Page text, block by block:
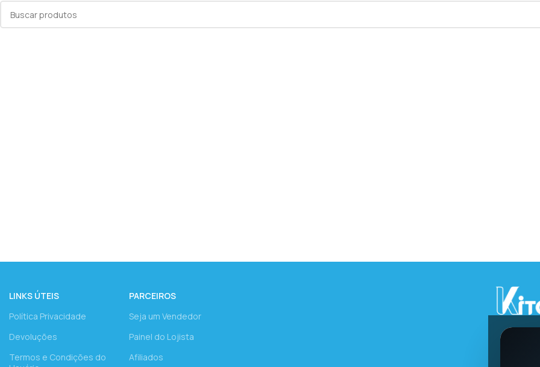
LINKS ÚTEIS
Política Privacidade
Devoluções
Termos e Condições do
PARCEIROS
Seja um Vendedor
Painel do Lojista
Afiliados